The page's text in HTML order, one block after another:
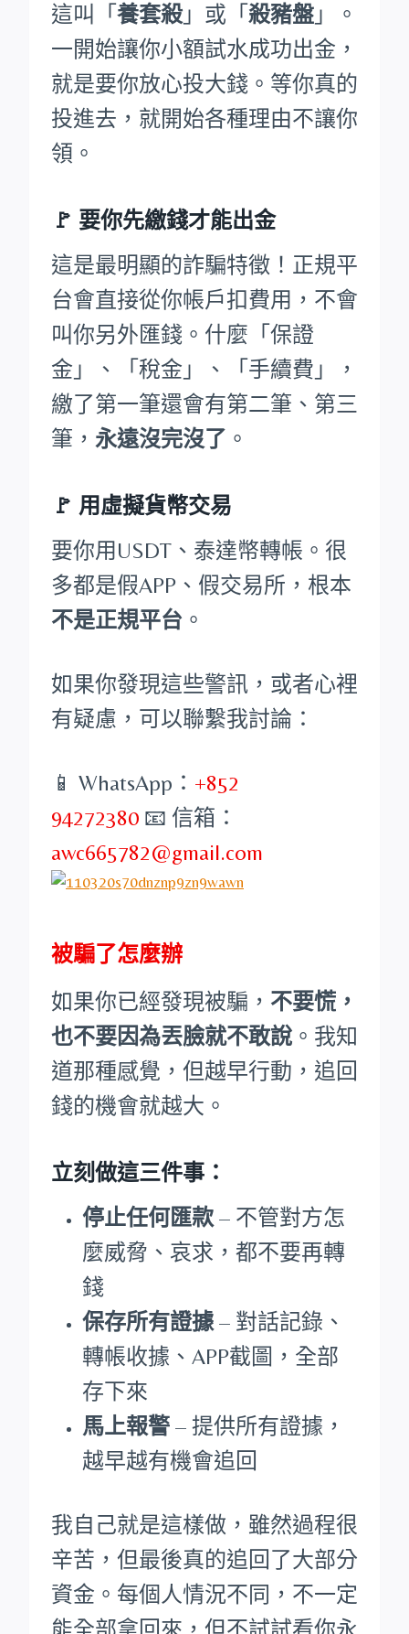
這叫「 養套殺」或「 殺豬盤 」。
一開始讓你小額試水成功出金，
就是要你放心投大錢。等你真的
投進去，就開始各種理由不讓你
領。
🚩 要你先繳錢才能出金
這是最明顯的詐騙特徵！正規平
台會直接從你帳戶扣費用，不會
叫你另外匯錢。什麼「保證
金」、「稅金」、「手續費」，
繳了第一筆還會有第二筆、第三
筆， 永遠沒完沒了 。
🚩 用虛擬貨幣交易
要你用USDT、泰達幣轉帳。很
多都是假APP、假交易所，根本
不是正規平台 。
如果你發現這些警訊，或者心裡
有疑慮，可以聯繫我討論：
📱 WhatsApp： +852
94272380 📧 信箱：
awc665782@gmail.com
被騙了怎麼辦
如果你已經發現被騙， 不要慌，
也不要因為丟臉就不敢說 。我知
道那種感覺，但越早行動，追回
錢的機會就越大。
立刻做這三件事：
停止任何匯款 – 不管對方怎
麼威脅、哀求，都不要再轉
錢
保存所有證據 – 對話記錄、
轉帳收據、APP截圖，全部
存下來
馬上報警 – 提供所有證據，
越早越有機會追回
我自己就是這樣做，雖然過程很
辛苦，但最後真的追回了大部分
資金。每個人情況不同，不一定
能全部拿回來，但不試試看你永